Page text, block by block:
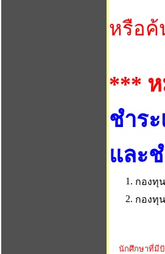
หรือค้
*** ห
ชำร
และ
1. กองทุ
2. กองทุ
นักศึกษาที่มี